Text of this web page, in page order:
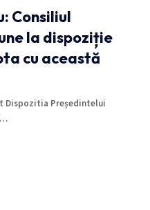
Consiliul
la dispoziție
cu această
Dispozitia Președintelui
…